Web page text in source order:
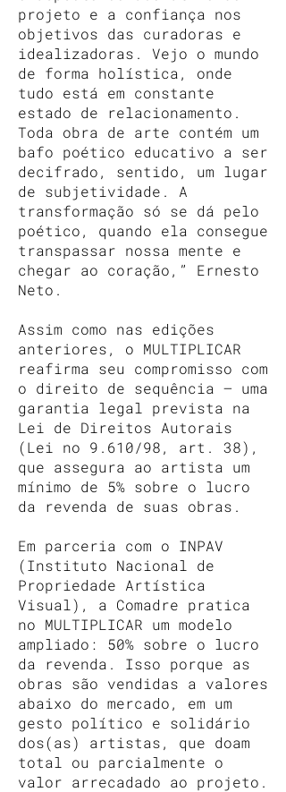
projeto e a confiança nos
objetivos das curadoras e
idealizadoras. Vejo o mundo
de forma holística, onde
tudo está em constante
estado de relacionamento.
Toda obra de arte contém um
bafo poético educativo a ser
decifrado, sentido, um lugar
de subjetividade. A
transformação só se dá pelo
poético, quando ela consegue
transpassar nossa mente e
chegar ao coração,” Ernesto
Neto.
Assim como nas edições
anteriores, o MULTIPLICAR
reafirma seu compromisso com
o direito de sequência — uma
garantia legal prevista na
Lei de Direitos Autorais
(Lei no 9.610/98, art. 38),
que assegura ao artista um
mínimo de 5% sobre o lucro
da revenda de suas obras.
Em parceria com o INPAV
(Instituto Nacional de
Propriedade Artística
Visual), a Comadre pratica
no MULTIPLICAR um modelo
ampliado: 50% sobre o lucro
da revenda. Isso porque as
obras são vendidas a valores
abaixo do mercado, em um
gesto político e solidário
dos(as) artistas, que doam
total ou parcialmente o
valor arrecadado ao projeto.